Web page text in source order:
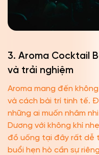
3. Aroma Cocktail
và trải nghiệm
Aroma mang đến
và cách bài trí tinh tế.
những ai muốn nhâm
Dương với không khí
đồ uống tại đây rất dễ
buổi hẹn hò cần sự